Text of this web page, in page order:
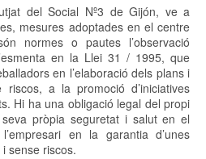
del Social Nº3 de Gijón, ve a
mesures adoptades en el centre
normes o pautes l’observació
en la Llei 31 / 1995, que
en l’elaboració dels plans i
a la promoció d’iniciatives
Hi ha una obligació legal del propi
pròpia seguretat i salut en el
en la garantia d’unes
sense riscos.